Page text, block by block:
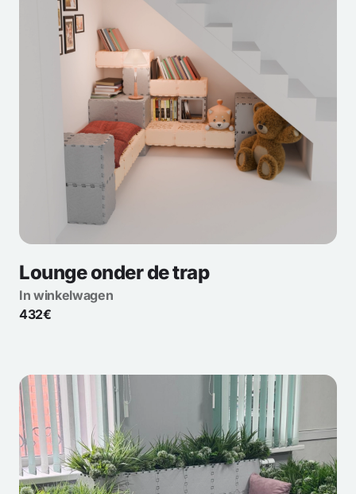
Lounge onder de trap
In winkelwagen
432€